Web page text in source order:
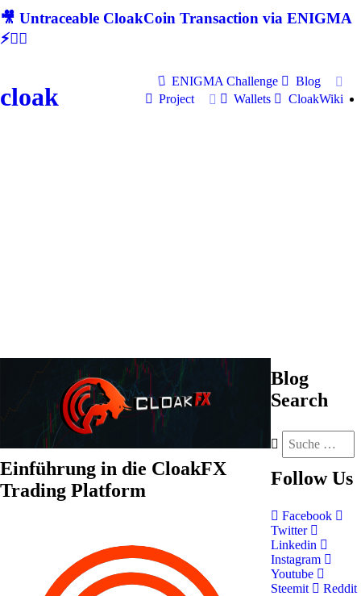
🎥 Untraceable CloakCoin Transaction via ENIGMA
⚡🕵‍♂
cloak
ENIGMA Challenge
Blog
Project
Wallets CloakWiki
Einführung in die CloakFX
Trading Platform
Blog
Search
Follow Us
Facebook
Twitter
Linkedin
Instagram
Youtube
Steemit
Reddit